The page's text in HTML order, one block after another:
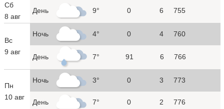
Сб
8 авг
День 9° 0 6 755
Вс
9 авг
Ночь 4° 0 4 760
День 7° 91 6 766
Пн
10 авг
Ночь 3° 0 3 773
День 7° 0 2 776